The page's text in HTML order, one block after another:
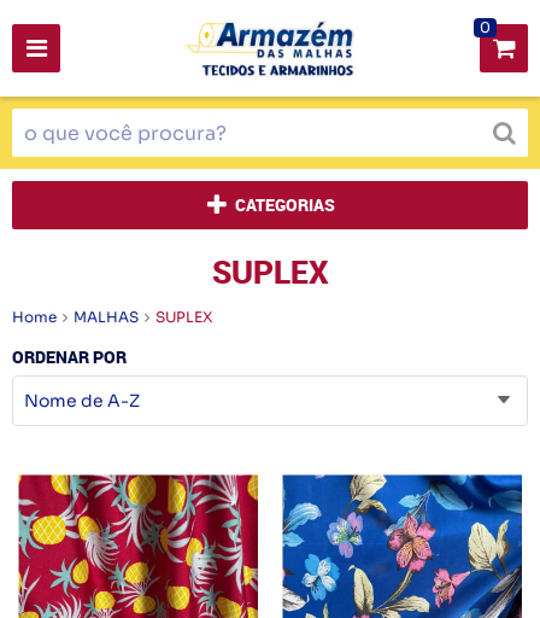
0
CATEGORIAS
SUPLEX
Home MALHAS SUPLEX
ORDENAR POR
Nome de A-Z